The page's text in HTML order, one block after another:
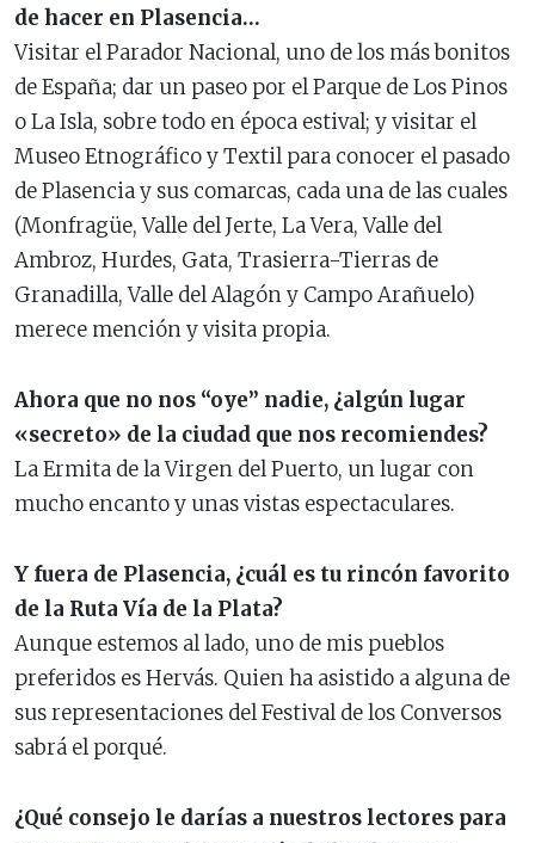
de hacer en Plasencia…
Visitar el Parador Nacional, uno de los más bonitos
de España; dar un paseo por el Parque de Los Pinos
o La Isla, sobre todo en época estival; y visitar el
Museo Etnográfico y Textil para conocer el pasado
de Plasencia y sus comarcas, cada una de las cuales
(Monfragüe, Valle del Jerte, La Vera, Valle del
Ambroz, Hurdes, Gata, Trasierra-Tierras de
Granadilla, Valle del Alagón y Campo Arañuelo)
merece mención y visita propia.
Ahora que no nos “oye” nadie, ¿algún lugar
«secreto» de la ciudad que nos recomiendes?
La Ermita de la Virgen del Puerto, un lugar con
mucho encanto y unas vistas espectaculares.
Y fuera de Plasencia, ¿cuál es tu rincón favorito
de la Ruta Vía de la Plata?
Aunque estemos al lado, uno de mis pueblos
preferidos es Hervás. Quien ha asistido a alguna de
sus representaciones del Festival de los Conversos
sabrá el porqué.
¿Qué consejo le darías a nuestros lectores para